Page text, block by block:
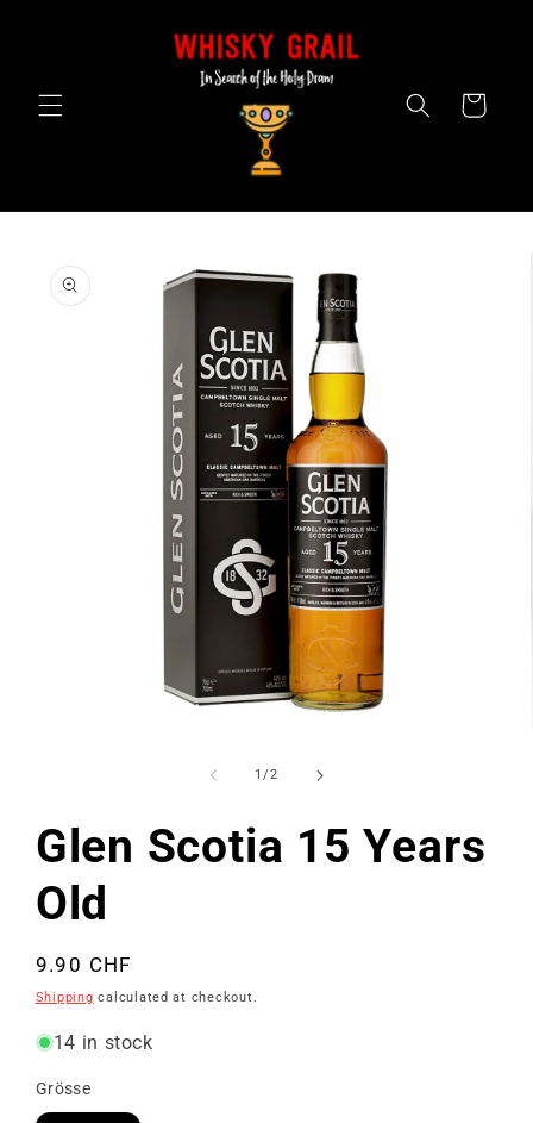
Cart
product
information
1/of
2
Glen Scotia 15 Years
Old
Regular
price
9.90 CHF
Shipping calculated at checkout.
14 in stock
Grösse